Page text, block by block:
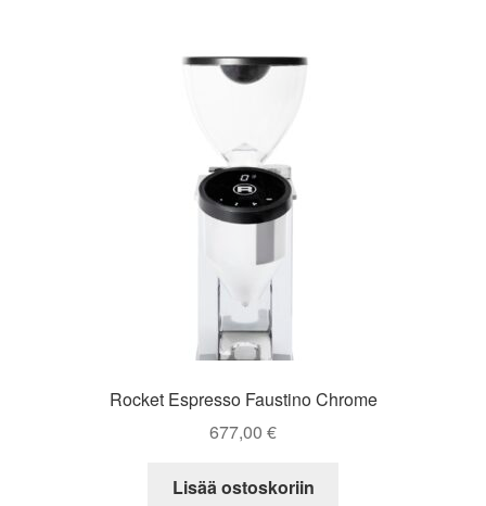
Rocket Espresso Faustino Chrome
677,00 €
Lisää ostoskoriin